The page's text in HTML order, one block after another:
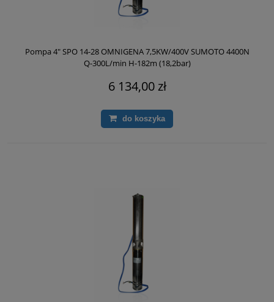
Pompa 4" SPO 14-28 OMNIGENA 7,5KW/400V SUMOTO 4400N
Q-300L/min H-182m (18,2bar)
6 134,00 zł
do koszyka